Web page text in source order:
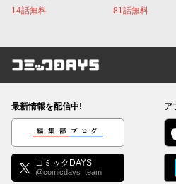
14話無料 81話無料
コミックDAYS
最新情報を配信中!
編集部ブログ
コミックDAYS
@comicdays_team
ア